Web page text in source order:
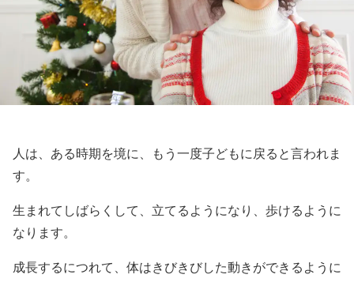
人は、ある時期を境に、もう一度子どもに戻ると言われま
す。
生まれてしばらくして、立てるようになり、歩けるように
なります。
成長するにつれて、体はきびきびした動きができるように